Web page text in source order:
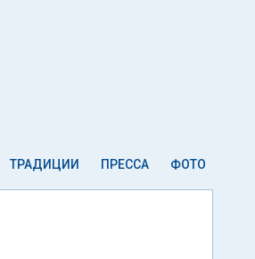
ТРАДИЦИИ ПРЕССА ФОТО